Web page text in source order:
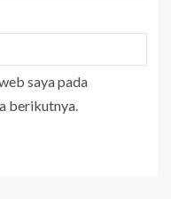
saya pada
berikutnya.